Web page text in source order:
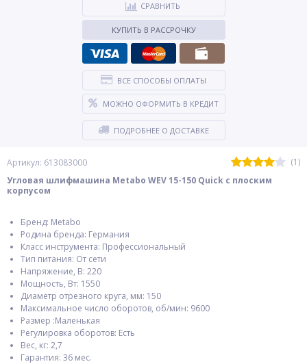
Артикул: 613083000
(1)
Угловая шлифмашина Metabo WEV 15-150 Quick с плоским
корпусом
Бренд: Metabo
Родина бренда: Германия
Класс инструмента: Профессиональный
Тип питания: От сети
Напряжение, В: 220
Мощность, Вт: 1550
Диаметр отрезного круга, мм: 150
Максимальное число оборотов, об/мин: 9600
Размер :Маленькая
Регулировка оборотов: Есть
Вес, кг: 2,7
Гарантия: 36 мес.
СРАВНИТЬ
КУПИТЬ В РАССРОЧКУ
ВСЕ СПОСОБЫ ОПЛАТЫ
МОЖНО ОФОРМИТЬ В КРЕДИТ
ПОДРОБНЕЕ О ДОСТАВКЕ